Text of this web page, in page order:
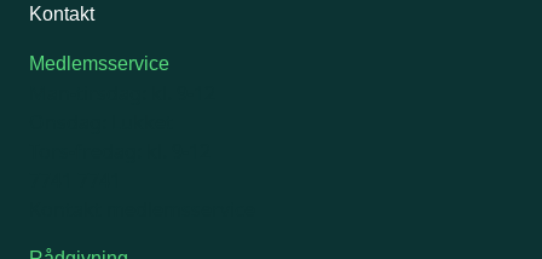
Kontakt
Medlemsservice